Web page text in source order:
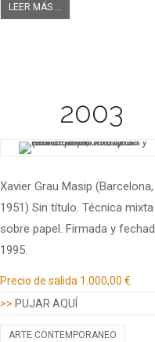
LEER MÁS ...
2003
Xavier Grau Masip (Barcelona,
1951) Sin título. Técnica mixta
sobre papel. Firmada y
1995.
Precio de salida 1.000,00 €
>> PUJAR AQUÍ
ARTE CONTEMPORANEO